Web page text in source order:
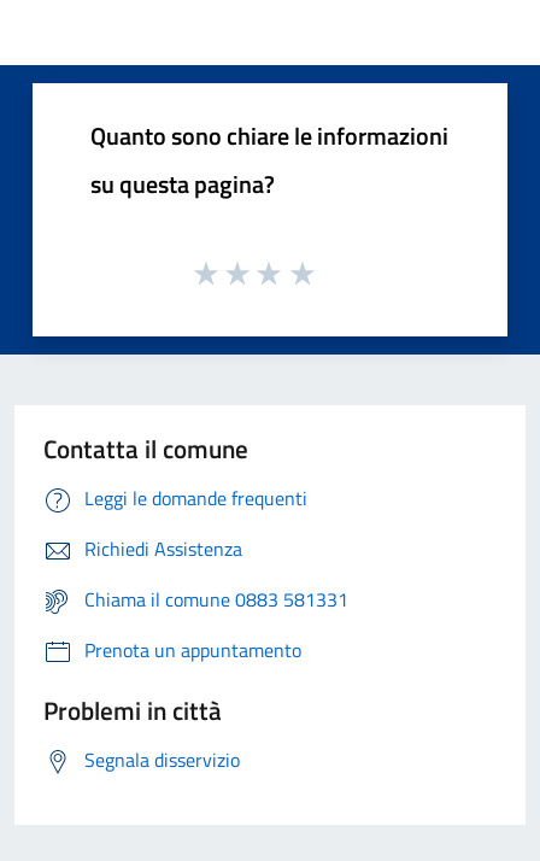
Quanto sono chiare le informazioni
su questa pagina?
Contatta il comune
Leggi le domande frequenti
Richiedi Assistenza
Chiama il comune 0883 581331
Prenota un appuntamento
Problemi in città
Segnala disservizio